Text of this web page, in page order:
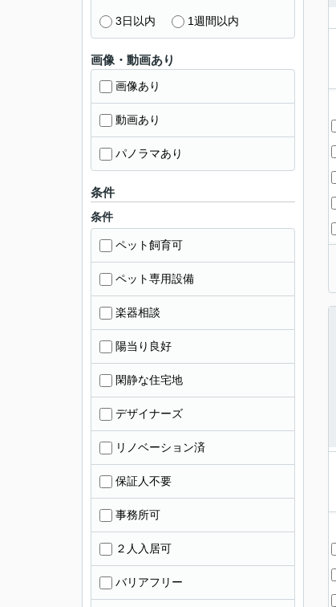
3日以内 1週間以内
画像・動画あり
画像あり
動画あり
パノラマあり
条件
条件
ペット飼育可
ペット専用設備
楽器相談
陽当り良好
閑静な住宅地
デザイナーズ
リノベーション済
保証人不要
事務所可
２人入居可
バリアフリー